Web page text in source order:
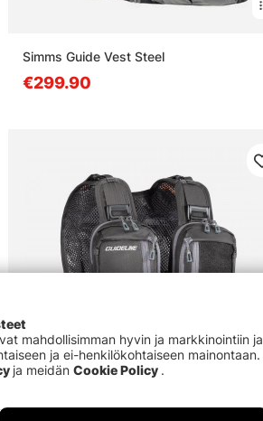
Simms Guide Vest Steel
€299.90
mahdollisimman hyvin ja markkinointiin ja
ja ei-henkilökohtaiseen mainontaan.
ja meidän Cookie Policy .